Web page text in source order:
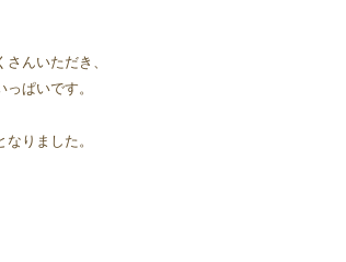
んいただき、
ぱいです。
りました。